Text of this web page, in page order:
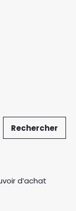
Rechercher
d’achat